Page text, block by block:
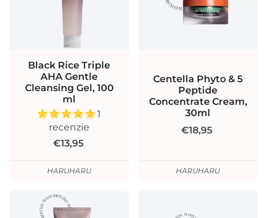
Black Rice Triple
AHA Gentle
Cleansing Gel, 100
ml
1
recenzie
€13,95
HARUHARU
Centella Phyto & 5
Peptide
Concentrate Cream,
30ml
€18,95
HARUHARU